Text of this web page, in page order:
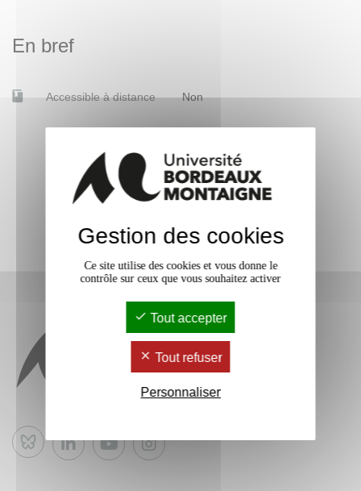
En bref
Accessible à distance Non
Bluesky
Gestion des cookies
Ce site utilise des cookies et vous donne le
contrôle sur ceux que vous souhaitez activer
Tout accepter
Tout refuser
Personnaliser